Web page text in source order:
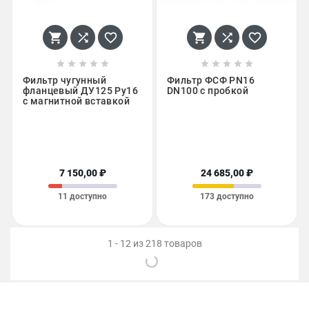
  
    
Фильтр чугунный
фланцевый ДУ125 Ру16
с магнитной вставкой
7 150,00 ₽
11 доступно
  
    
Фильтр ФСФ PN16
DN100 с пробкой
24 685,00 ₽
173 доступно
1 - 12 из 218 товаров